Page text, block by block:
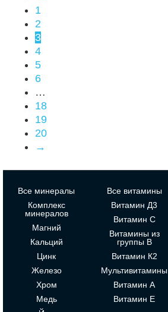
1
2
3
4
5
6
…
18
19
20
→
Все минералы
Комплекс
минералов
Магний
Кальций
Цинк
Железо
Хром
Медь
Все витамины
Витамин Д3
Витамин С
Витамины из
группы В
Витамин К2
Мультивитамины
Витамин А
Витамин Е